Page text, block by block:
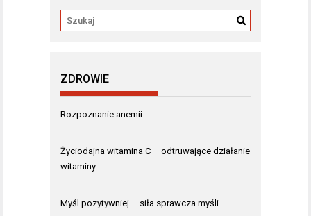
ZDROWIE
Rozpoznanie anemii
Życiodajna witamina C – odtruwające działanie
witaminy
Myśl pozytywniej – siła sprawcza myśli